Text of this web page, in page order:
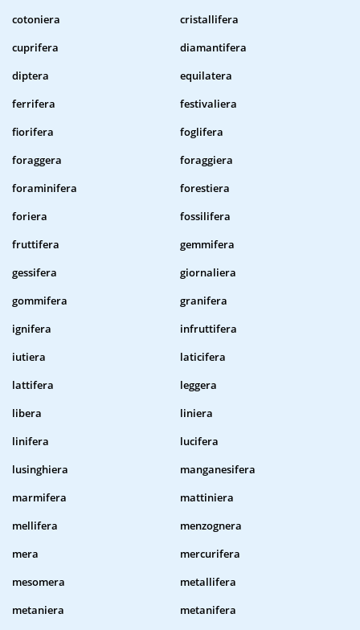
cotoniera
cristallifera
cuprifera
diamantifera
diptera
equilatera
ferrifera
festivaliera
fiorifera
foglifera
foraggera
foraggiera
foraminifera
forestiera
foriera
fossilifera
fruttifera
gemmifera
gessifera
giornaliera
gommifera
granifera
ignifera
infruttifera
iutiera
laticifera
lattifera
leggera
libera
liniera
linifera
lucifera
lusinghiera
manganesifera
marmifera
mattiniera
mellifera
menzognera
mera
mercurifera
mesomera
metallifera
metaniera
metanifera